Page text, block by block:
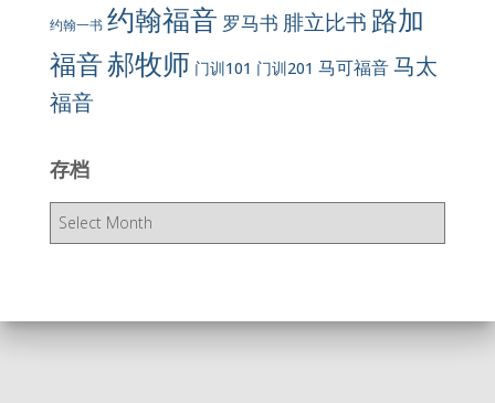
约翰一书 约翰福音 罗马书 腓立比书 路加
福音郝牧师 门训101 门训201 马可福音马太
福音
存档
存